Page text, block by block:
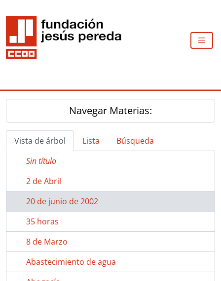
Navegar Materias:
Vista de árbol Lista
Búsqueda
Sin título
2 de Abril
20 de junio de 2002
35 horas
8 de Marzo
Abastecimiento de agua